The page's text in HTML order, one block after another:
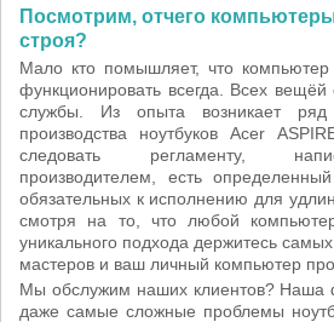
Посмотрим, отчего
строя?
Мало кто помышляет, что компьютер
функционировать всегда. Всех вещёй
службы. Из опыта возникает ряд
производства ноутбуков Acer
следовать регламенту,
производителем, есть
обязательных к исполнению для
смотря на то, что любой
уникального подхода держитесь
мастеров и ваш личный компьютер
Мы обслужим наших клиентов? Наша
даже самые сложные проблемы